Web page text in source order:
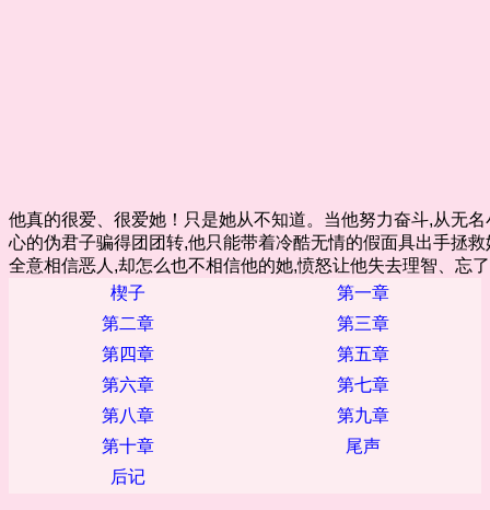
他真的很爱、很爱她！只是她从不知道。当他努力奋斗,从无
心的伪君子骗得团团转,他只能带着冷酷无情的假面具出手拯
全意相信恶人,却怎么也不相信他的她,愤怒让他失去理智、
楔子
第一章
第二章
第三章
第四章
第五章
第六章
第七章
第八章
第九章
第十章
尾声
后记